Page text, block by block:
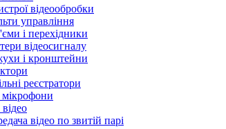
відеообробки
управління
і перехідники
відеосигналу
і кронштейни
реєстратори
мікрофони
відео по звитій парі